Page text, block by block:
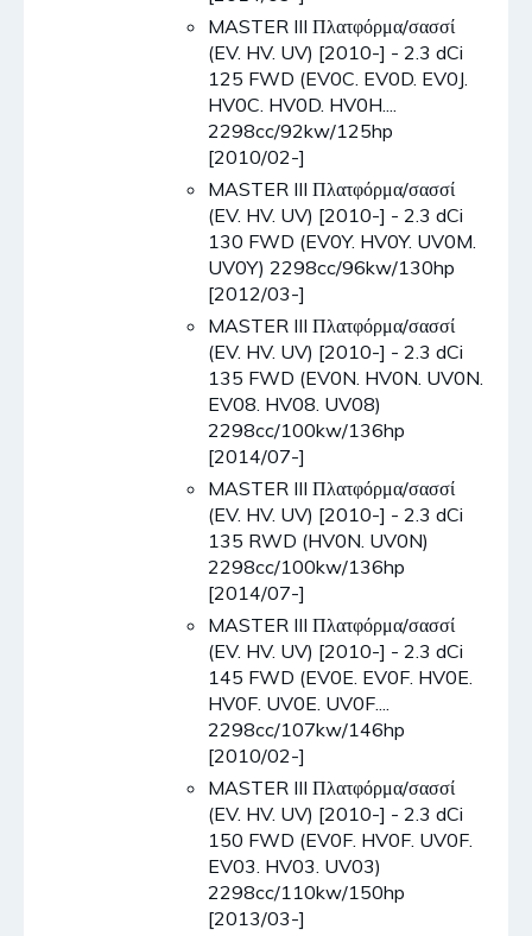
MASTER III Πλατφόρμα/σασσί
(EV. HV. UV) [2010-] - 2.3 dCi
125 FWD (EV0C. EV0D. EV0J.
HV0C. HV0D. HV0H....
2298cc/92kw/125hp
[2010/02-]
MASTER III Πλατφόρμα/σασσί
(EV. HV. UV) [2010-] - 2.3 dCi
130 FWD (EV0Y. HV0Y. UV0M.
UV0Y) 2298cc/96kw/130hp
[2012/03-]
MASTER III Πλατφόρμα/σασσί
(EV. HV. UV) [2010-] - 2.3 dCi
135 FWD (EV0N. HV0N. UV0N.
EV08. HV08. UV08)
2298cc/100kw/136hp
[2014/07-]
MASTER III Πλατφόρμα/σασσί
(EV. HV. UV) [2010-] - 2.3 dCi
135 RWD (HV0N. UV0N)
2298cc/100kw/136hp
[2014/07-]
MASTER III Πλατφόρμα/σασσί
(EV. HV. UV) [2010-] - 2.3 dCi
145 FWD (EV0E. EV0F. HV0E.
HV0F. UV0E. UV0F....
2298cc/107kw/146hp
[2010/02-]
MASTER III Πλατφόρμα/σασσί
(EV. HV. UV) [2010-] - 2.3 dCi
150 FWD (EV0F. HV0F. UV0F.
EV03. HV03. UV03)
2298cc/110kw/150hp
[2013/03-]